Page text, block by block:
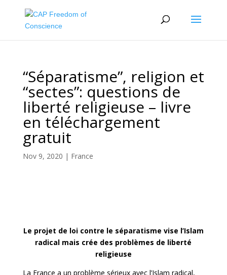
“Séparatisme”, religion et
“sectes”: questions de
liberté religieuse – livre
en téléchargement
gratuit
Nov 9, 2020 | France
Le projet de loi contre le séparatisme vise l’Islam
radical mais crée des problèmes de liberté
religieuse
La France a un problème sérieux avec l’Islam radical,